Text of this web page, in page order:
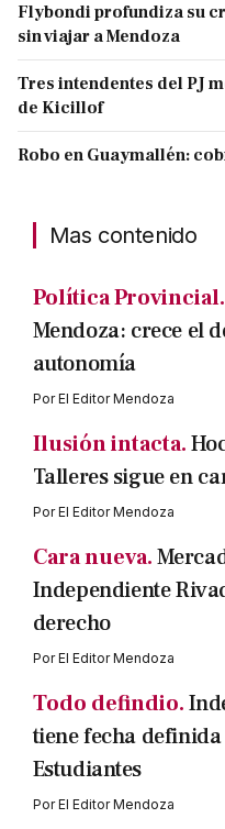
Flybondi profundiza su
sin viajar a Mendoza
Tres intendentes del PJ
de Kicillof
Robo en Guaymallén:
Mas contenido
Política Provincial.
Mendoza: crece el
autonomía
PorEl Editor Mendoza
Ilusión intacta.
Talleres sigue en
PorEl Editor Mendoza
Cara nueva.
Independiente
derecho
PorEl Editor Mendoza
Todo defindio.
tiene fecha
Estudiantes
PorEl Editor Mendoza